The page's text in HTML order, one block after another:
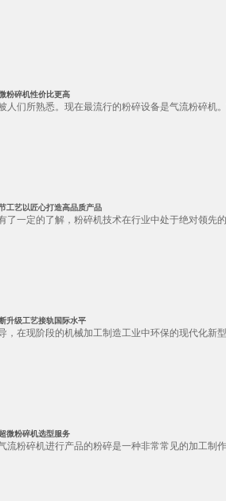
粉碎机性价比更高
人们所熟悉。现在最流行的粉碎设备是气流粉碎
工艺以匠心打造高品质产品
了一定的了解，粉碎机技术在行业中处于绝对
升级工艺接轨国际水平
，在现阶段的机械加工制造工业中环保的现代化
微粉碎机选型服务
流粉碎机进行产品的粉碎是一种非常常见的加工